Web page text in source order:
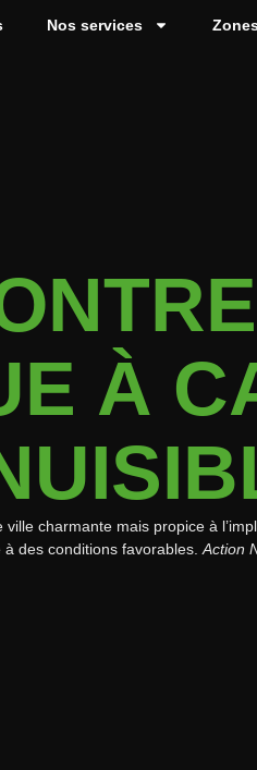
Nos services
À
ville charmante mais propice à
des conditions favorables. Action